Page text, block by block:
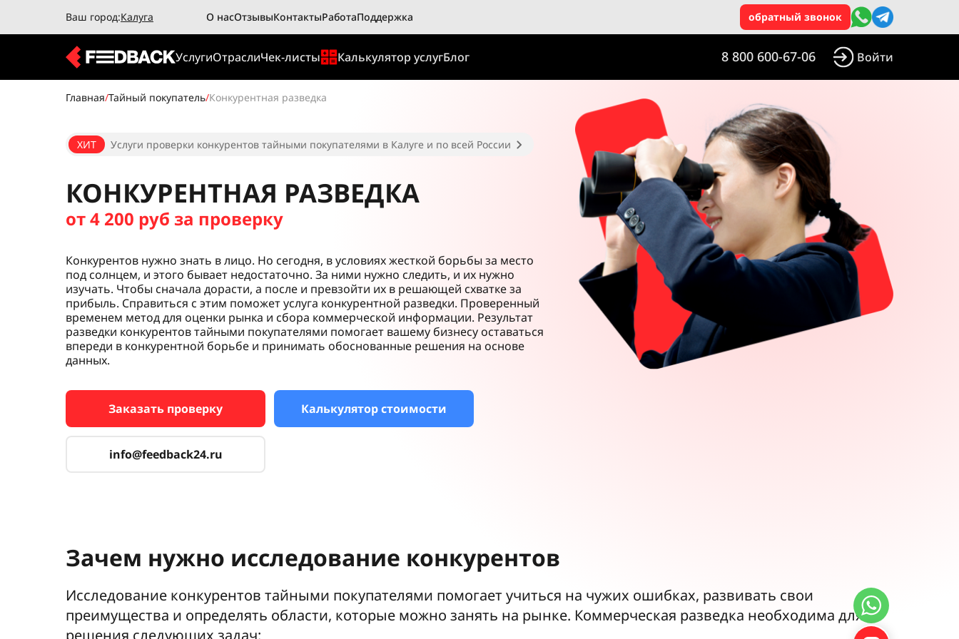
Ваш город:Калуга О насОтзывыКонтактыРаботаПоддержка обратный звонок
УслугиОтраслиЧек-листы Калькулятор услугБлог 8 800 600-67-06 Войти
Главная/Тайный покупатель/Конкурентная разведка
ХИТ Услуги проверки конкурентов тайными покупателями в Калуге и по всей России
КОНКУРЕНТНАЯ РАЗВЕДКА
от 4 200 руб за проверку
Конкурентов нужно знать в лицо. Но сегодня, в условиях жесткой борьбы за место
под солнцем, и этого бывает недостаточно. За ними нужно следить, и их нужно
изучать. Чтобы сначала дорасти, а после и превзойти их в решающей схватке за
прибыль. Справиться с этим поможет услуга конкурентной разведки. Проверенный
временем метод для оценки рынка и сбора коммерческой информации. Результат
разведки конкурентов тайными покупателями помогает вашему бизнесу оставаться
впереди в конкурентной борьбе и принимать обоснованные решения на основе
данных.
Заказать проверку Калькулятор стоимости
info@feedback24.ru
Зачем нужно исследование конкурентов
Исследование конкурентов тайными покупателями помогает учиться на чужих ошибках, развивать свои
преимущества и определять области, которые можно занять на рынке. Коммерческая разведка необходима для
решения следующих задач: